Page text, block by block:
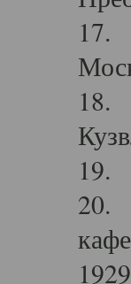
17.
18.
19.
20.